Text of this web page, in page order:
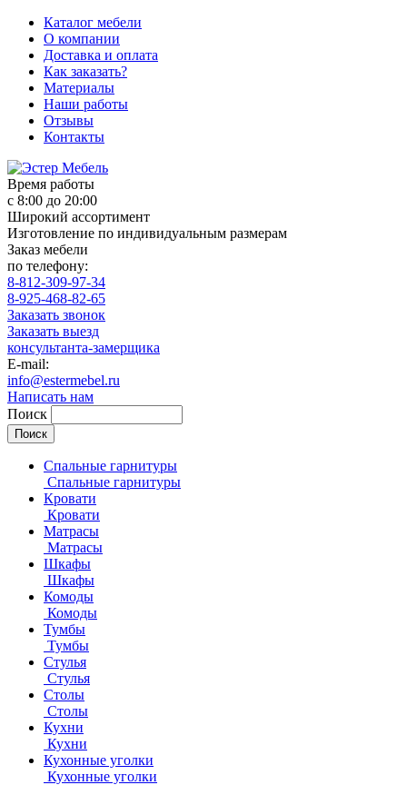
Каталог мебели
О компании
Доставка и оплата
Как заказать?
Материалы
Наши работы
Отзывы
Контакты
Время работы
с 8:00 до 20:00
Широкий ассортимент
Изготовление по индивидуальным размерам
Заказ мебели
по телефону:
8-812-309-97-34
8-925-468-82-65
Заказать звонок
Заказать выезд
консультанта-замерщика
E-mail:
info@estermebel.ru
Написать нам
Поиск
Спальные гарнитуры
Спальные гарнитуры
Кровати
Кровати
Матрасы
Матрасы
Шкафы
Шкафы
Комоды
Комоды
Тумбы
Тумбы
Стулья
Стулья
Столы
Столы
Кухни
Кухни
Кухонные уголки
Кухонные уголки